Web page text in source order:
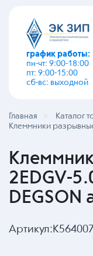
график работы:
пн-чт: 9:00-18:00
пт: 9:00-15:00
сб-вс: выходной
Главная Каталог
Клеммники
2EDGV-
DEGSON
Артикул: